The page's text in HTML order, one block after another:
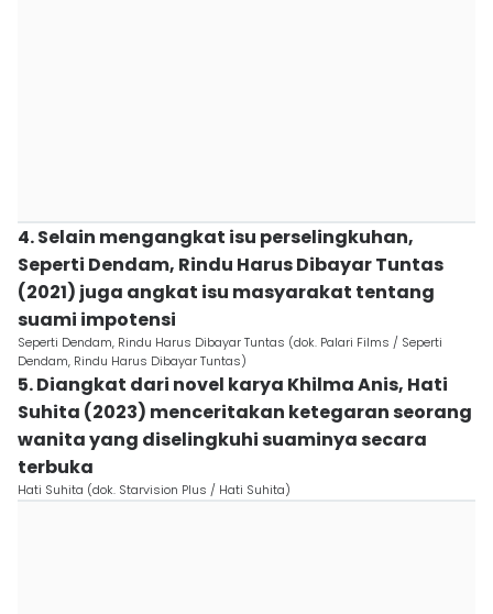
4. Selain mengangkat isu perselingkuhan,
Seperti Dendam, Rindu Harus Dibayar Tuntas
(2021) juga angkat isu masyarakat tentang
suami impotensi
Seperti Dendam, Rindu Harus Dibayar Tuntas (dok. Palari Films / Seperti
Dendam, Rindu Harus Dibayar Tuntas)
5. Diangkat dari novel karya Khilma Anis, Hati
Suhita (2023) menceritakan ketegaran seorang
wanita yang diselingkuhi suaminya secara
terbuka
Hati Suhita (dok. Starvision Plus / Hati Suhita)